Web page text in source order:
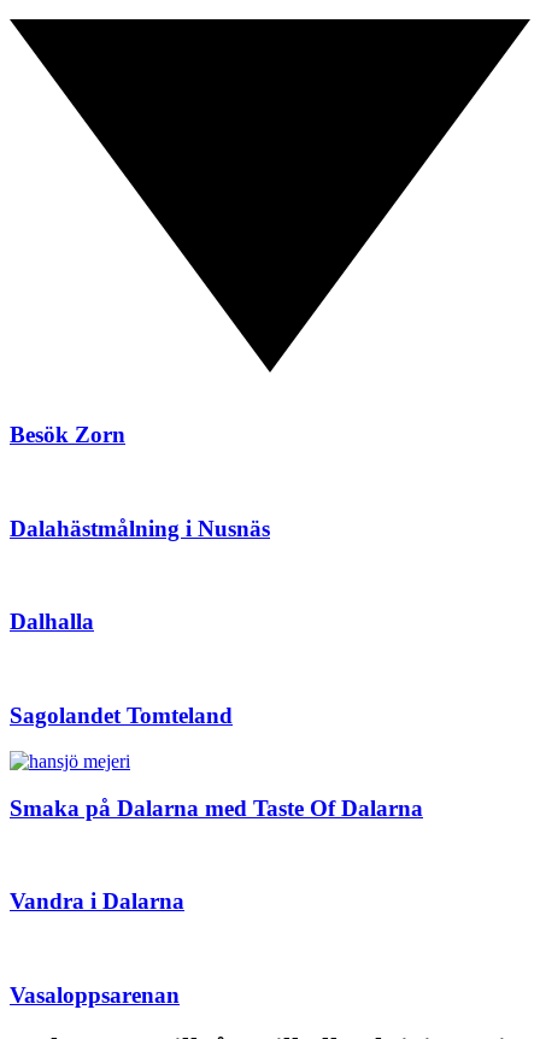
Besök Zorn
Dalahästmålning i Nusnäs
Dalhalla
Sagolandet Tomteland
Smaka på Dalarna med Taste Of Dalarna
Vandra i Dalarna
Vasaloppsarenan